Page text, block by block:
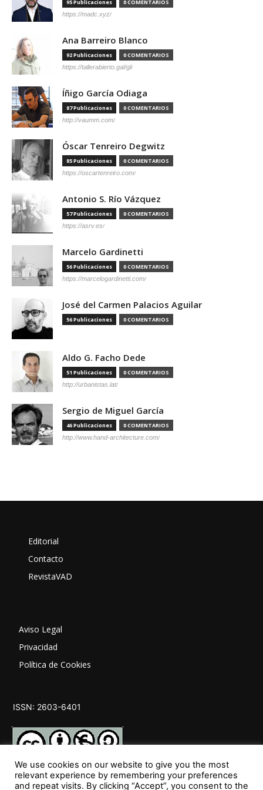
95 Publicaciones 0 COMENTARIOS
https://madc.xyz/
Ana Barreiro Blanco
92 Publicaciones 0 COMENTARIOS
https://tallerabierto.gal/gl/
Íñigo García Odiaga
87 Publicaciones 0 COMENTARIOS
http://vaumm.com/
Óscar Tenreiro Degwitz
85 Publicaciones 0 COMENTARIOS
https://oscartenreiro.com/
Antonio S. Río Vázquez
57 Publicaciones 0 COMENTARIOS
https://asrv.es/
Marcelo Gardinetti
56 Publicaciones 0 COMENTARIOS
https://marcelogardinetti.com/
José del Carmen Palacios Aguilar
56 Publicaciones 0 COMENTARIOS
Aldo G. Facho Dede
51 Publicaciones 0 COMENTARIOS
http://urbanistas.lat/
Sergio de Miguel García
46 Publicaciones 0 COMENTARIOS
http://www.hand-architecture.com/
Editorial
Contacto
RevistaVAD
Aviso Legal
Privacidad
Política de Cookies
ISSN: 2603-6401
We use cookies on our website to give you the most
relevant experience by remembering your preferences
and repeat visits. By clicking “Accept”, you consent to the